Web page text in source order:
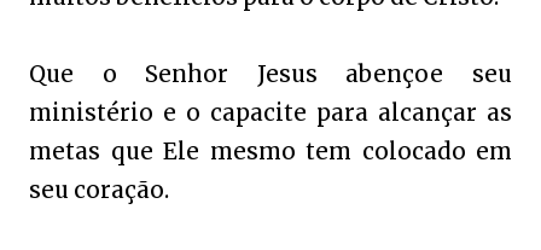
Que o Senhor Jesus abençoe seu
ministério e o capacite para alcançar as
metas que Ele mesmo tem colocado em
seu coração.